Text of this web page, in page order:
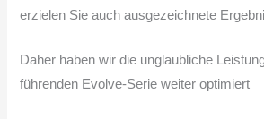
erzielen Sie auch ausgezeichnete
Daher haben wir die unglaubliche
führenden Evolve-Serie weiter optimiert